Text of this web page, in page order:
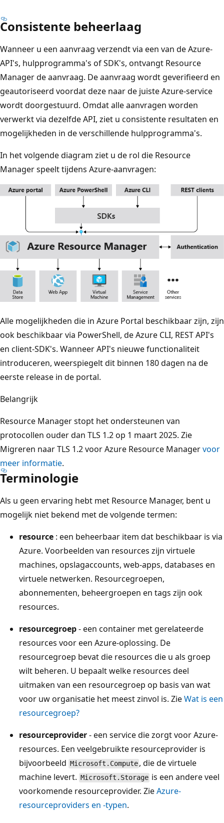
Consistente beheerlaag
Wanneer u een aanvraag verzendt via een van de Azure-
API's, hulpprogramma's of SDK's, ontvangt Resource
Manager de aanvraag. De aanvraag wordt geverifieerd en
geautoriseerd voordat deze naar de juiste Azure-service
wordt doorgestuurd. Omdat alle aanvragen worden
verwerkt via dezelfde API, ziet u consistente resultaten en
mogelijkheden in de verschillende hulpprogramma's.
In het volgende diagram ziet u de rol die Resource
Manager speelt tijdens Azure-aanvragen:
Alle mogelijkheden die in Azure Portal beschikbaar zijn, zijn
ook beschikbaar via PowerShell, de Azure CLI, REST API's
en client-SDK's. Wanneer API's nieuwe functionaliteit
introduceren, weerspiegelt dit binnen 180 dagen na de
eerste release in de portal.
Belangrijk
Resource Manager stopt het ondersteunen van
protocollen ouder dan TLS 1.2 op 1 maart 2025. Zie
Migreren naar TLS 1.2 voor Azure Resource Managervoor
meer informatie.
Terminologie
Als u geen ervaring hebt met Resource Manager, bent u
mogelijk niet bekend met de volgende termen:
resource : een beheerbaar item dat beschikbaar is via
Azure. Voorbeelden van resources zijn virtuele
machines, opslagaccounts, web-apps, databases en
virtuele netwerken. Resourcegroepen,
abonnementen, beheergroepen en tags zijn ook
resources.
resourcegroep- een container met gerelateerde
resources voor een Azure-oplossing. De
resourcegroep bevat die resources die u als groep
wilt beheren. U bepaalt welke resources deel
uitmaken van een resourcegroep op basis van wat
voor uw organisatie het meest zinvol is. ZieWat is een
resourcegroep?
resourceprovider- een service die zorgt voor Azure-
resources. Een veelgebruikte resourceprovider is
bijvoorbeeld Microsoft.Compute , die de virtuele
machine levert. Microsoft.Storage is een andere veel
voorkomende resourceprovider. ZieAzure-
resourceproviders en -typen.